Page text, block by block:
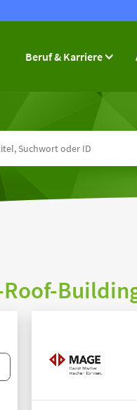
Beruf & Karriere
Roof-